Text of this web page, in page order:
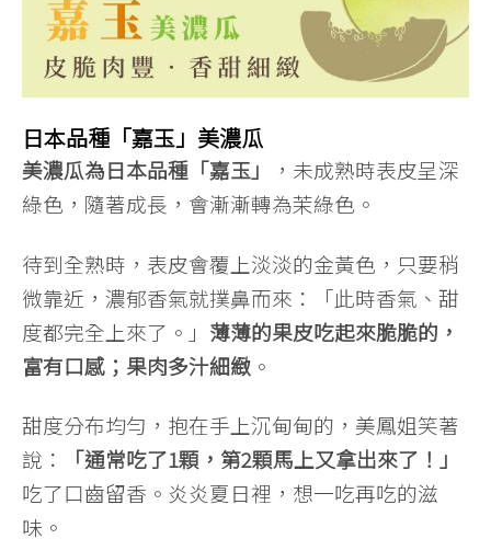
日本品種「嘉玉」美濃瓜
美濃瓜為日本品種「嘉玉」
，未成熟時表皮呈深
綠色，隨著成長，會漸漸轉為茉綠色。
待到全熟時，表皮會覆上淡淡的金黃色，只要稍
微靠近，濃郁香氣就撲鼻而來：「此時香氣、甜
度都完全上來了。」 薄薄的果皮吃起來脆脆的，
富有口感；果肉多汁細緻 。
甜度分布均勻，抱在手上沉甸甸的，美鳳姐笑著
說：
「通常吃了1顆，第2顆馬上又拿出來了！」
吃了口齒留香。炎炎夏日裡，想一吃再吃的滋
味。